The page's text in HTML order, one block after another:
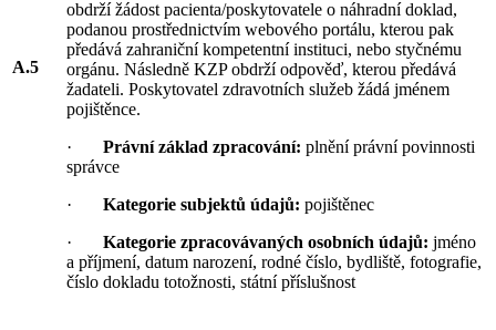
A.5
obdrží žádost pacienta/poskytovatele o náhradní doklad,
podanou prostřednictvím webového portálu, kterou pak
předává zahraniční kompetentní instituci, nebo styčnému
orgánu. Následně KZP obdrží odpověď, kterou předává
žadateli. Poskytovatel zdravotních služeb žádá jménem
pojištěnce.
· Právní základ zpracování: plnění právní povinnosti
správce
· Kategorie subjektů údajů: pojištěnec
· Kategorie zpracovávaných osobních údajů: jméno
a příjmení, datum narození, rodné číslo, bydliště, fotografie,
číslo dokladu totožnosti, státní příslušnost